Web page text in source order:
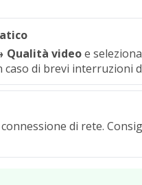
Qualità videoe seleziona
di brevi interruzioni
di rete.